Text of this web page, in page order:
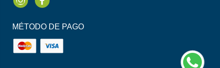
InstagramFacebook
MÉTODO DE PAGO